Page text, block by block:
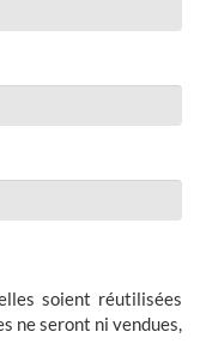
soient réutilisées
ne seront ni vendues,